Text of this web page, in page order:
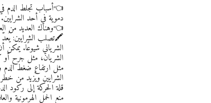
👈أسباب تجلط الدم
دموية في أحد
👈وهناك العديد من
🖍️تصلب الشرايين: يُعدّ
الشرياني شيوعًا.
الشريان، مثل جرح
مثل ارتفاع ضغط الدم
الشرايين ويُزيد من
قلة الحركة إلى ركود
منع الحمل الهرمونية